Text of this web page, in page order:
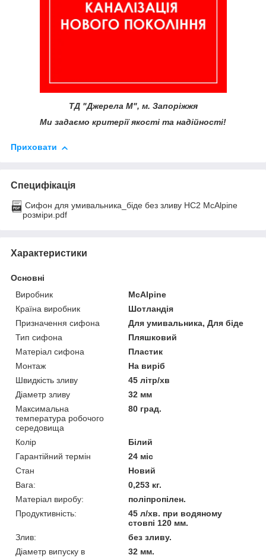
ТД "Джерела М", м. Запоріжжя
Ми задаємо критерії якості та надійності!
Приховати
Специфікація
Сифон для умивальника_біде без зливу HC2 McAlpine
розміри.pdf
Характеристики
Основні
Виробник
McAlpine
Країна виробник
Шотландія
Призначення сифона
Для умивальника, Для біде
Тип сифона
Пляшковий
Матеріал сифона
Пластик
Монтаж
На виріб
Швидкість зливу
45 літр/хв
Діаметр зливу
32 мм
Максимальна
температура робочого
середовища
80 град.
Колір
Білий
Гарантійний термін
24 міс
Стан
Новий
Вага:
0,253 кг.
Матеріал виробу:
поліпропілен.
Продуктивність:
45 л/хв. при водяному
стовпі 120 мм.
Злив:
без зливу.
Діаметр випуску в
32 мм.